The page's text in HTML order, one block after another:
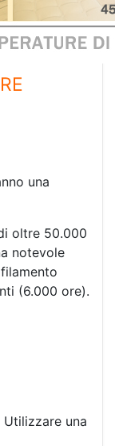
una
oltre 50.000
notevole
(6.000 ore).
Utilizzare una